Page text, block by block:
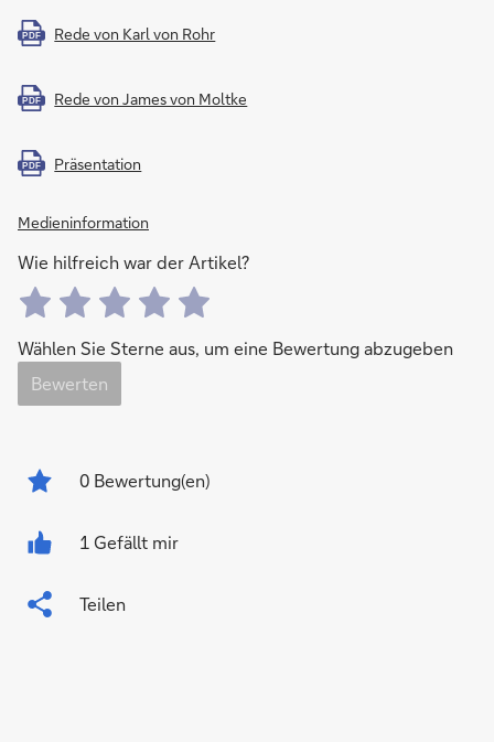
PDF Rede von Karl von Rohr
PDF Rede von James von Moltke
PDF Präsentation
Medieninformation
Wie hilfreich war der Artikel?
Wählen Sie Sterne aus, um eine Bewertung abzugeben
Bewerten
0 Bewertung(en)
1 Gefällt mir
Teilen